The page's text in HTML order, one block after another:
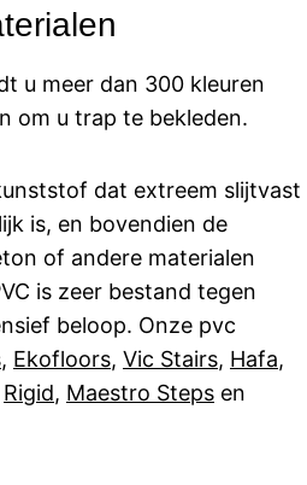
u meer dan 300 kleuren
om u trap te bekleden.
dat extreem slijtvast
is, en bovendien de
of andere materialen
is zeer bestand tegen
beloop. Onze pvc
, Ekofloors, Vic Stairs, Hafa,
Rigid, Maestro Steps en